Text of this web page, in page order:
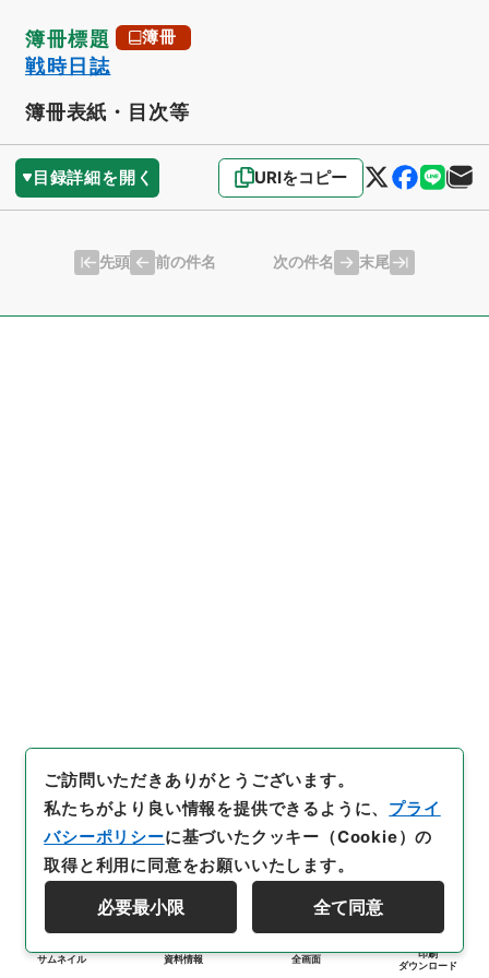
簿冊標題 簿冊
戦時日誌
簿冊表紙・目次等
目録詳細を開く URIをコピー
先頭 前の件名 次の件名 末尾
サムネイル 資料情報 全画面
印刷
ダウンロード
ご訪問いただきありがとうございます。
私たちがより良い情報を提供できるように、 プライ
バシーポリシーに基づいたクッキー（Cookie）の
取得と利用に同意をお願いいたします。
必要最小限 全て同意